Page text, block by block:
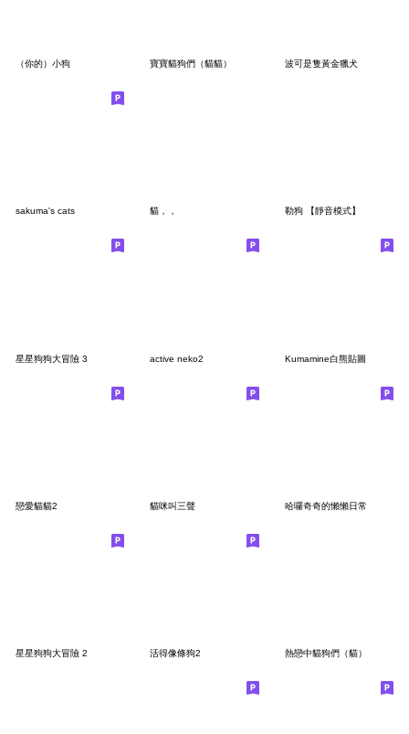
（你的）小狗 寶寶貓狗們（貓貓） 波可是隻黃金獵犬
sakuma's cats 貓，， 勒狗 【靜音模式】
星星狗狗大冒險 3 active neko2 Kumamine白熊貼圖
戀愛貓貓2 貓咪叫三聲 哈囉奇奇的懶懶日常
星星狗狗大冒險 2 活得像條狗2 熱戀中貓狗們（貓）